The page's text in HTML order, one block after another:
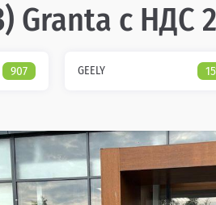
Granta с НДС
907 GEELY